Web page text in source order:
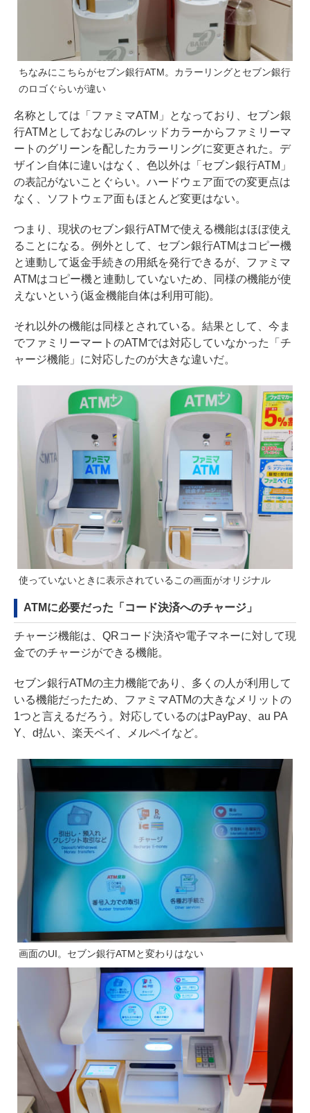
ちなみにこちらがセブン銀行ATM。カラーリングとセブン銀行
のロゴぐらいが違い
名称としては「ファミマATM」となっており、セブン銀
行ATMとしておなじみのレッドカラーからファミリーマ
ートのグリーンを配したカラーリングに変更された。デ
ザイン自体に違いはなく、色以外は「セブン銀行ATM」
の表記がないことぐらい。ハードウェア面での変更点は
なく、ソフトウェア面もほとんど変更はない。
つまり、現状のセブン銀行ATMで使える機能はほぼ使え
ることになる。例外として、セブン銀行ATMはコピー機
と連動して返金手続きの用紙を発行できるが、ファミマ
ATMはコピー機と連動していないため、同様の機能が使
えないという(返金機能自体は利用可能)。
それ以外の機能は同様とされている。結果として、今ま
でファミリーマートのATMでは対応していなかった「チ
ャージ機能」に対応したのが大きな違いだ。
使っていないときに表示されているこの画面がオリジナル
ATMに必要だった「コード決済へのチャージ」
チャージ機能は、QRコード決済や電子マネーに対して現
金でのチャージができる機能。
セブン銀行ATMの主力機能であり、多くの人が利用して
いる機能だったため、ファミマATMの大きなメリットの
1つと言えるだろう。対応しているのはPayPay、au PA
Y、d払い、楽天ペイ、メルペイなど。
画面のUI。セブン銀行ATMと変わりはない